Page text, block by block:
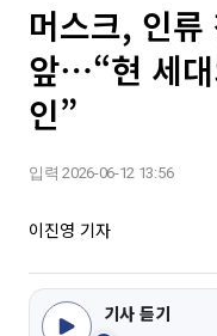
머스크, 인류
앞⋯“현 세대
인”
입력 2026-06-12 13:56
이진영 기자
기사 듣기